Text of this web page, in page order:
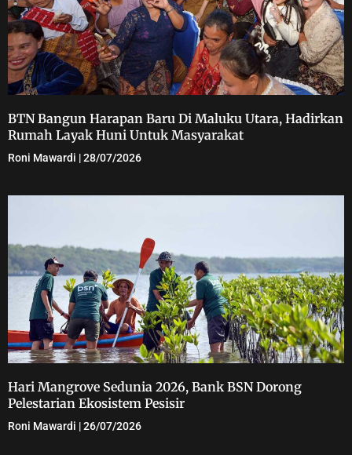
BTN Bangun Harapan Baru Di Maluku Utara, Hadirkan
Rumah Layak Huni Untuk Masyarakat
Roni Mawardi 28/07/2026
Hari Mangrove Sedunia 2026, Bank BSN Dorong
Pelestarian Ekosistem Pesisir
Roni Mawardi 26/07/2026